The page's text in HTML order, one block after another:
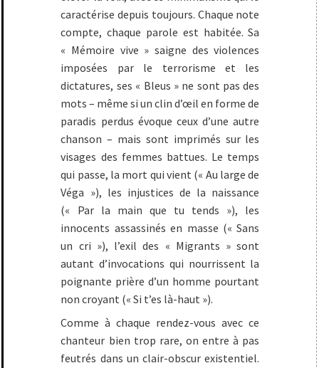
caractérise depuis toujours. Chaque note
compte, chaque parole est habitée. Sa
« Mémoire vive » saigne des violences
imposées par le terrorisme et les
dictatures, ses « Bleus » ne sont pas des
mots – même si un clin d’œil en forme de
paradis perdus évoque ceux d’une autre
chanson – mais sont imprimés sur les
visages des femmes battues. Le temps
qui passe, la mort qui vient (« Au large de
Véga »), les injustices de la naissance
(« Par la main que tu tends »), les
innocents assassinés en masse (« Sans
un cri »), l’exil des « Migrants » sont
autant d’invocations qui nourrissent la
poignante prière d’un homme pourtant
non croyant (« Si t’es là-haut »).
Comme à chaque rendez-vous avec ce
chanteur bien trop rare, on entre à pas
feutrés dans un clair-obscur existentiel.